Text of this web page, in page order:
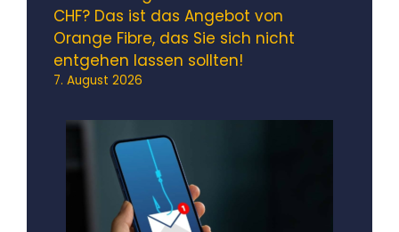
CHF? Das ist das Angebot von
Orange Fibre, das Sie sich nicht
entgehen lassen sollten!
7. August 2026